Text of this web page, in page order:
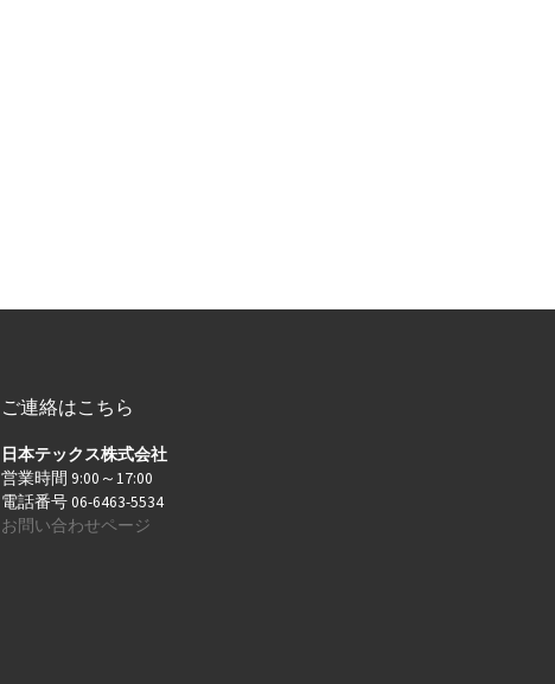
ご連絡はこちら
日本テックス株式会社
営業時間 9:00～17:00
電話番号 06-6463-5534
お問い合わせページ